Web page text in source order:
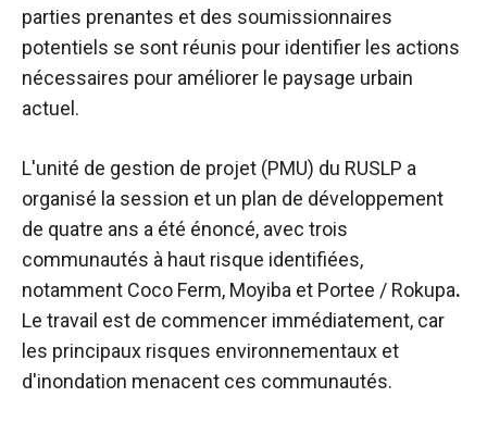
parties prenantes et des soumissionnaires
potentiels se sont réunis pour identifier les actions
nécessaires pour améliorer le paysage urbain
actuel.
L'unité de gestion de projet (PMU) du RUSLP a
organisé la session et un plan de développement
de quatre ans a été énoncé, avec trois
communautés à haut risque identifiées,
notamment Coco Ferm, Moyiba et Portee / Rokupa.
Le travail est de commencer immédiatement, car
les principaux risques environnementaux et
d'inondation menacent ces communautés.